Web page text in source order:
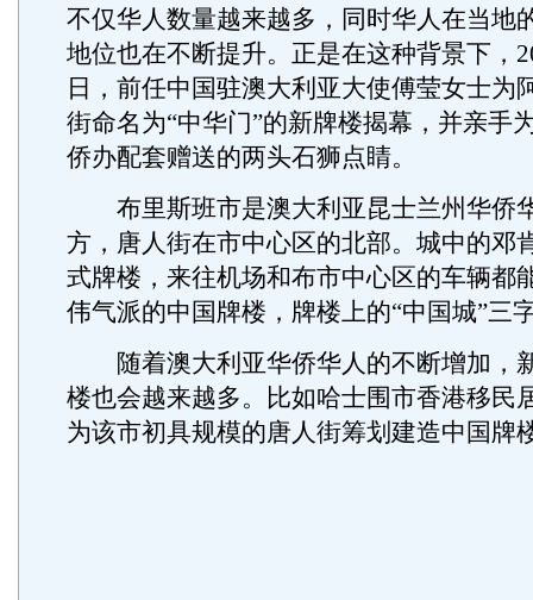
不仅华人数量越来越多，同时华人在当地
地位也在不断提升。正是在这种背景下，
日，前任中国驻澳大利亚大使傅莹女士为
街命名为“中华门”的新牌楼揭幕，并亲手
侨办配套赠送的两头石狮点睛。
布里斯班市是澳大利亚昆士兰州华侨
方，唐人街在市中心区的北部。城中的邓
式牌楼，来往机场和布市中心区的车辆都
伟气派的中国牌楼，牌楼上的“中国城”三
随着澳大利亚华侨华人的不断增加，
楼也会越来越多。比如哈士围市香港移民
为该市初具规模的唐人街筹划建造中国牌